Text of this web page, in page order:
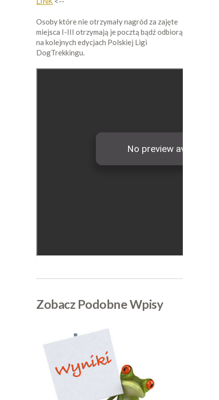
Osoby które nie otrzymały nagród za zajęte
miejsca I-III otrzymają je pocztą bądź odbiorą
na kolejnych edycjach Polskiej Ligi
DogTrekkingu.
Zobacz Podobne Wpisy